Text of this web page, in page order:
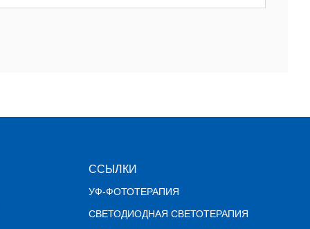
ССЫЛКИ
УФ-ФОТОТЕРАПИЯ
СВЕТОДИОДНАЯ СВЕТОТЕРАПИЯ